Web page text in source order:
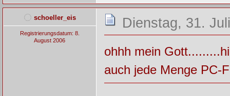
schoeller_eis
Registrierungsdatum: 8.
August 2006
Dienstag, 31.
ohhh mein
auch jede Menge PC-